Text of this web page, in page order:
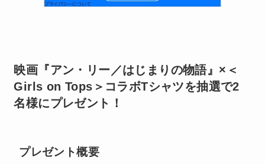
映画『アン・リー／はじまりの物語』×＜
Girls on Tops＞コラボTシャツを抽選で2
名様にプレゼント！
プレゼント概要